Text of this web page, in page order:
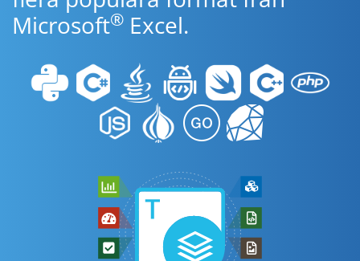
Microsoft® Excel.